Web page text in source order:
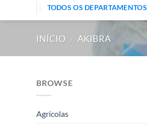
TODOS OS DEPARTAMENTOS
INÍCIO / AKIBRA
BROWSE
Agrícolas